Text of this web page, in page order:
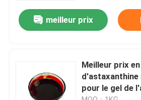
Poudre d'extrait de plante
Poudre superbe de nourriture
Matières premières cosmétiques
meilleur prix
Meilleur prix
d'astaxanthine
pour le gel de